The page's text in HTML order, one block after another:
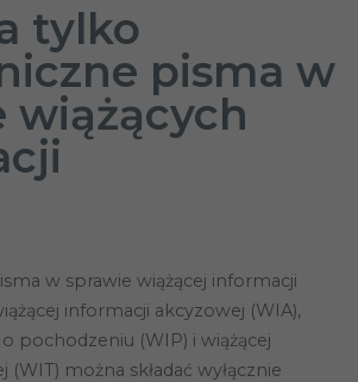
tylko
pisma w
wiążących
w sprawie wiążącej informacji
informacji akcyzowej (WIA),
pochodzeniu (WIP) i wiążącej
można składać wyłącznie